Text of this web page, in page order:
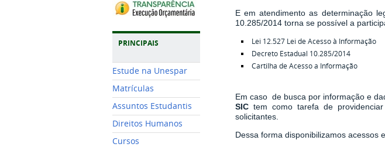
PRINCIPAIS
Estude na Unespar
Matrículas
Assuntos Estudantis
Direitos Humanos
Cursos
E em atendimento as determinação
10.285/2014torna se possível a
Lei 12.527 Lei de Acesso à Informação
Decreto Estadual 10.285/2014
Cartilha de Acesso a Informação
Em caso de busca por informação e
SICtem como tarefa de
solicitantes.
Dessa forma disponibilizamos acessos